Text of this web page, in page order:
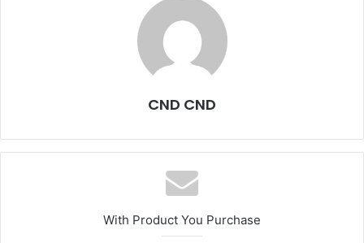
CND CND
With Product You Purchase